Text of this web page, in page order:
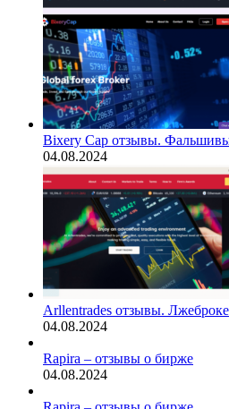
Bixery Cap отзывы.
04.08.2024
Arllentrades отзывы.
04.08.2024
Rapira – отзывы о бирже
04.08.2024